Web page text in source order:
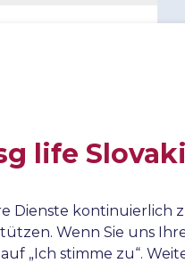
dass der
da die
life
Dienste kontinuierlich
Wenn Sie uns
„Ich stimme zu“.